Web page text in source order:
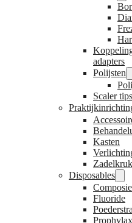
adapters
Polijsten
Scaler tips
Kasten
Disposables
Fluoride